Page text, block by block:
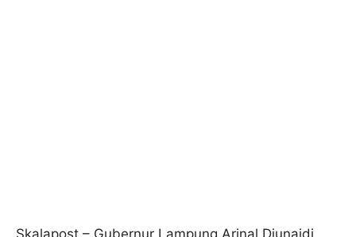
Skalapost – Gubernur Lampung Arinal Djunaidi